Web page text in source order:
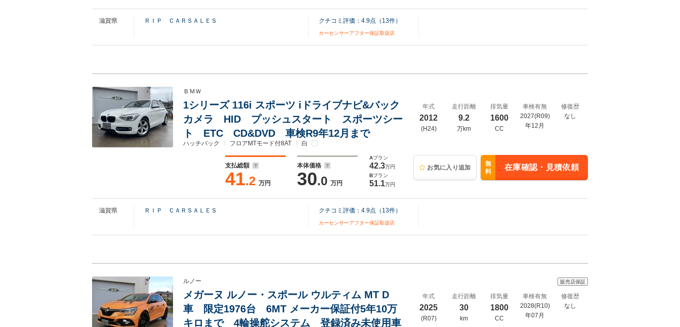
滋賀県 ＲＩＰ ＣＡＲＳＡＬＥＳ クチコミ評価： 4.9点（ 13件）
カーセンサーアフター保証取扱店
ＢＭＷ
1シリーズ 116i スポーツ iドライブナビ&バック
カメラ HID プッシュスタート スポーツシー
ト ETC CD&DVD 車検R9年12月まで
ハッチバック フロアMTモード付8AT 白
支払総額
41.2 万円
本体価格
30.0 万円
Aプラン
42.3万円
Bプラン
51.1万円
年式
2012
(H24)
走行距離
9.2
万km
排気量
1600
CC
車検有無
2027(R09)
年12月
修復歴
なし
お気に入り追加
無
料
在庫確認・見積依頼
滋賀県 ＲＩＰ ＣＡＲＳＡＬＥＳ クチコミ評価： 4.9点（ 13件）
カーセンサーアフター保証取扱店
ルノー
メガーヌ ルノー・スポール ウルティム MT D
車 限定1976台 6MT メーカー保証付5年10万
キロまで 4輪操舵システム 登録済み未使用車
販売店保証
年式
2025
(R07)
走行距離
30
km
排気量
1800
CC
車検有無
2028(R10)
年07月
修復歴
なし